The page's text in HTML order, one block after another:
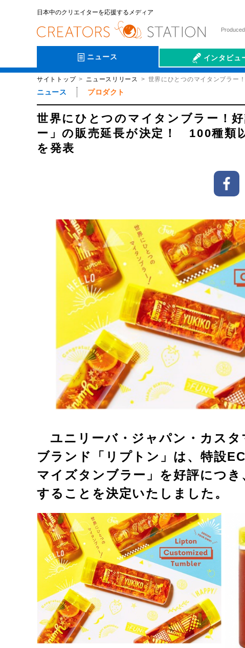
日本中のクリエイターを応援するメディア
ニュース インタビュ
会社伝
サイトトップ ニュースリリース 世界にひとつのマイタンブラー
ニュース プロダクト
世界にひとつのマイタンブラー！
ー」の販売延長が決定！ 100種類
を発表
ユニリーバ・ジャパン・カスタ
ブランド「リプトン」は、特設
マイズタンブラー」を好評につ
することを決定いたしました。